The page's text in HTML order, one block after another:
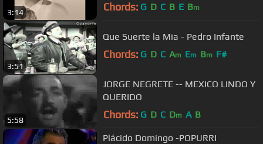
3:14 Chords: G D C B E Bm
3:51
Que Suerte la Mia - Pedro Infante
Chords: G D C Am Em Bm F#
5:58
JORGE NEGRETE -- MEXICO LINDO Y
QUERIDO
Chords: G D C Dm A B
Plácido Domingo -POPURRI